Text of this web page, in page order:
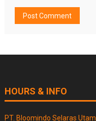
HOURS & INFO
PT. Bloomindo Selaras